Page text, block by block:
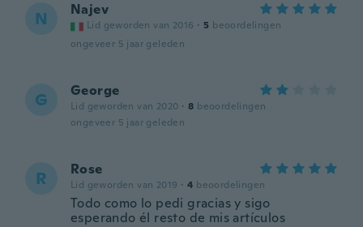
N Najev
Lid geworden van 2016 · 5 beoordelingen
ongeveer 5 jaar geleden
G George
Lid geworden van 2020 · 8 beoordelingen
ongeveer 5 jaar geleden
R Rose
Lid geworden van 2019 · 4 beoordelingen
Todo como lo pedi gracias y sigo
esperando él resto de mis artículos